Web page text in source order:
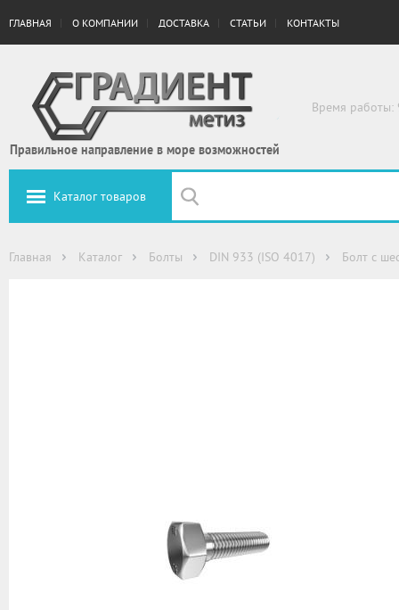
ГЛАВНАЯ О КОМПАНИИ ДОСТАВКА СТАТЬИ КОНТАКТЫ
Правильное направление в море возможностей
Время работы:
Каталог товаров
Главная Каталог Болты DIN 933 (ISO 4017) Болт с